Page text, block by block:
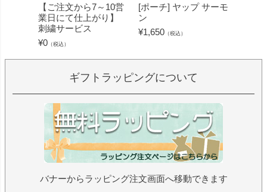
【ご注文から7～10営
業日にて仕上がり】
刺繍サービス
¥0 （税込）
[ポーチ] ヤップ サーモ
ン
¥1,650 （税込）
ギフトラッピングについて
バナーからラッピング注文画面へ移動できます